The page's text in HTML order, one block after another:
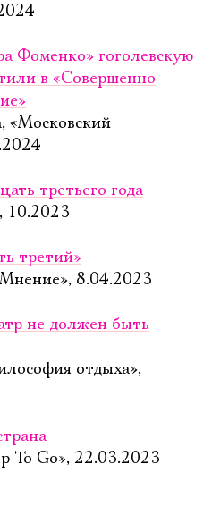
Фоменко» гоголевскую
в «Совершенно
«Московский
третьего года
10.2023
третий»
8.04.2023
не должен быть
отдыха»,
To Go», 22.03.2023